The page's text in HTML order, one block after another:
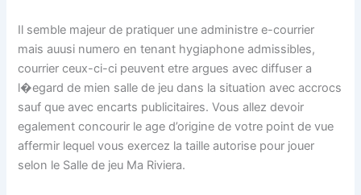
Il semble majeur de pratiquer une administre e-courrier
mais auusi numero en tenant hygiaphone admissibles,
courrier ceux-ci-ci peuvent etre argues avec diffuser a
l�egard de mien salle de jeu dans la situation avec accrocs
sauf que avec encarts publicitaires. Vous allez devoir
egalement concourir le age d’origine de votre point de vue
affermir lequel vous exercez la taille autorise pour jouer
selon le Salle de jeu Ma Riviera.